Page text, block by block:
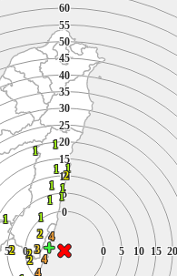
0
0
00
0
0
0
0
0
0
0
0
0
0
0
0
0
0 0
0
0
0
0
0
0
0
0
0
0 0
5
5
5
5
5
5
5
5
5
5
5
5
5
5
5
5
5
5 5
5
5
5
5
5
5
5
5
5
5 5
10
10
10
10
10
10
10
10
10
10
10
10
10
10
10
10
10
10
10
10
15
15
15
15
15
15
15
15
15
15
15
15
15
15
15
15
15
15
15
15
20
20
20
20
20
20
20
20
20
20
20
20
20
25
25
25
25
25
25
25
25
25
25
30
30
30
30
30
30
30
30
30
30
35
35
35
35
35
35
35
35
35
35
40
40
40
40
40
40
40
40
40
40
45
45
45
45
45
45
45
45
45
45
50
50
50
50
50
50
50
50
50
50
55
55
55
55
55
55
55
55
55
55
60
60
60
60
60
60
60
60
60
60
1
1
1
1
1
1
1
1
1
1
1
1
1
1
1
1
1
1
1
1
1
11
1
1
1
1
1
1
1
1
1
11
1
1
1
1
1
1
1
11
11
1
11
1
1
11
11
1
1
1
1
1
1
1
1
1
11
1
11
1
1 1
1
1
1
1
1
1
1
1
1
1
1
1
1
1
1
1
1
1
1
1
11
11
1
11
1
1
2
2
2
2
2
2
2
2
2
2
2
2
2
2
2
2
2
2
2
2
2
2
2
2
2
2
2
2
2
2 2
2
2
2
2
2
2
2
2
2
2
2
2
2
2
2
2
2
2
2
3
3
3
3
3
3
3
3
3
3
4
4
4
4
4
4
4
4
4
4
4
4
4
4
4
4
4
4
4
4
4
4
4
4
4
4
4
4
4
4